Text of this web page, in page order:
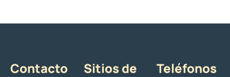
Contacto
Sitios de
Teléfonos